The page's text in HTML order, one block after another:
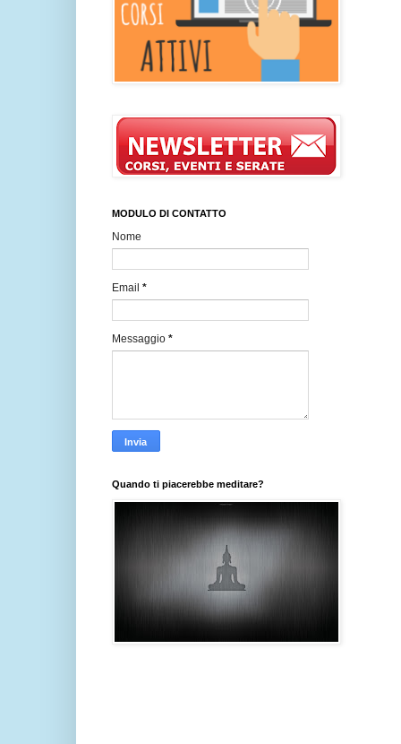
MODULO DI CONTATTO
Nome
Email *
Messaggio *
Quando ti piacerebbe meditare?